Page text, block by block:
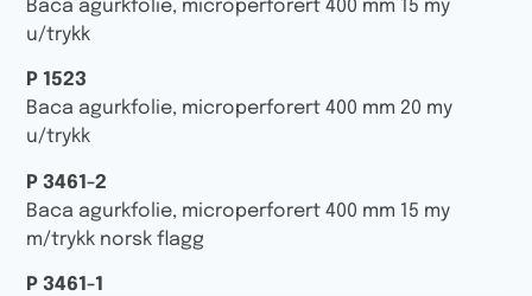
Baca agurkfolie, microperforert 400 mm 15 my
u/trykk
P 1523
Baca agurkfolie, microperforert 400 mm 20 my
u/trykk
P 3461-2
Baca agurkfolie, microperforert 400 mm 15 my
m/trykk norsk flagg
P 3461-1